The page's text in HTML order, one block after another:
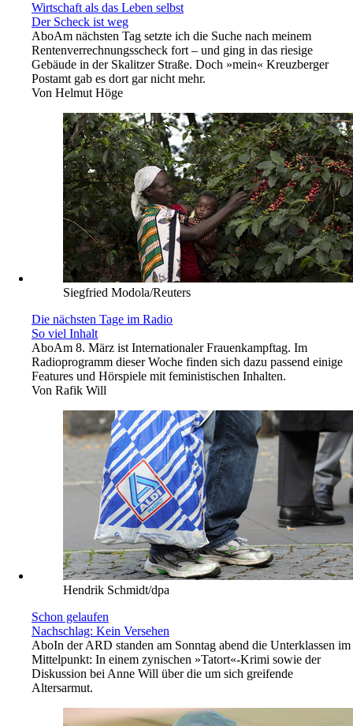
Wirtschaft als das Leben selbst
Der Scheck ist weg
AboAm nächsten Tag setzte ich die Suche nach meinem
Rentenverrechnungsscheck fort – und ging in das riesige
Gebäude in der Skalitzer Straße. Doch »mein« Kreuzberger
Postamt gab es dort gar nicht mehr.
Von Helmut Höge
Siegfried Modola/Reuters
Die nächsten Tage im Radio
So viel Inhalt
AboAm 8. März ist Internationaler Frauenkampftag. Im
Radioprogramm dieser Woche finden sich dazu passend einige
Features und Hörspiele mit feministischen Inhalten.
Von Rafik Will
Hendrik Schmidt/dpa
Schon gelaufen
Nachschlag: Kein Versehen
AboIn der ARD standen am Sonntag abend die Unterklassen im
Mittelpunkt: In einem zynischen »Tatort«-Krimi sowie der
Diskussion bei Anne Will über die um sich greifende
Altersarmut.